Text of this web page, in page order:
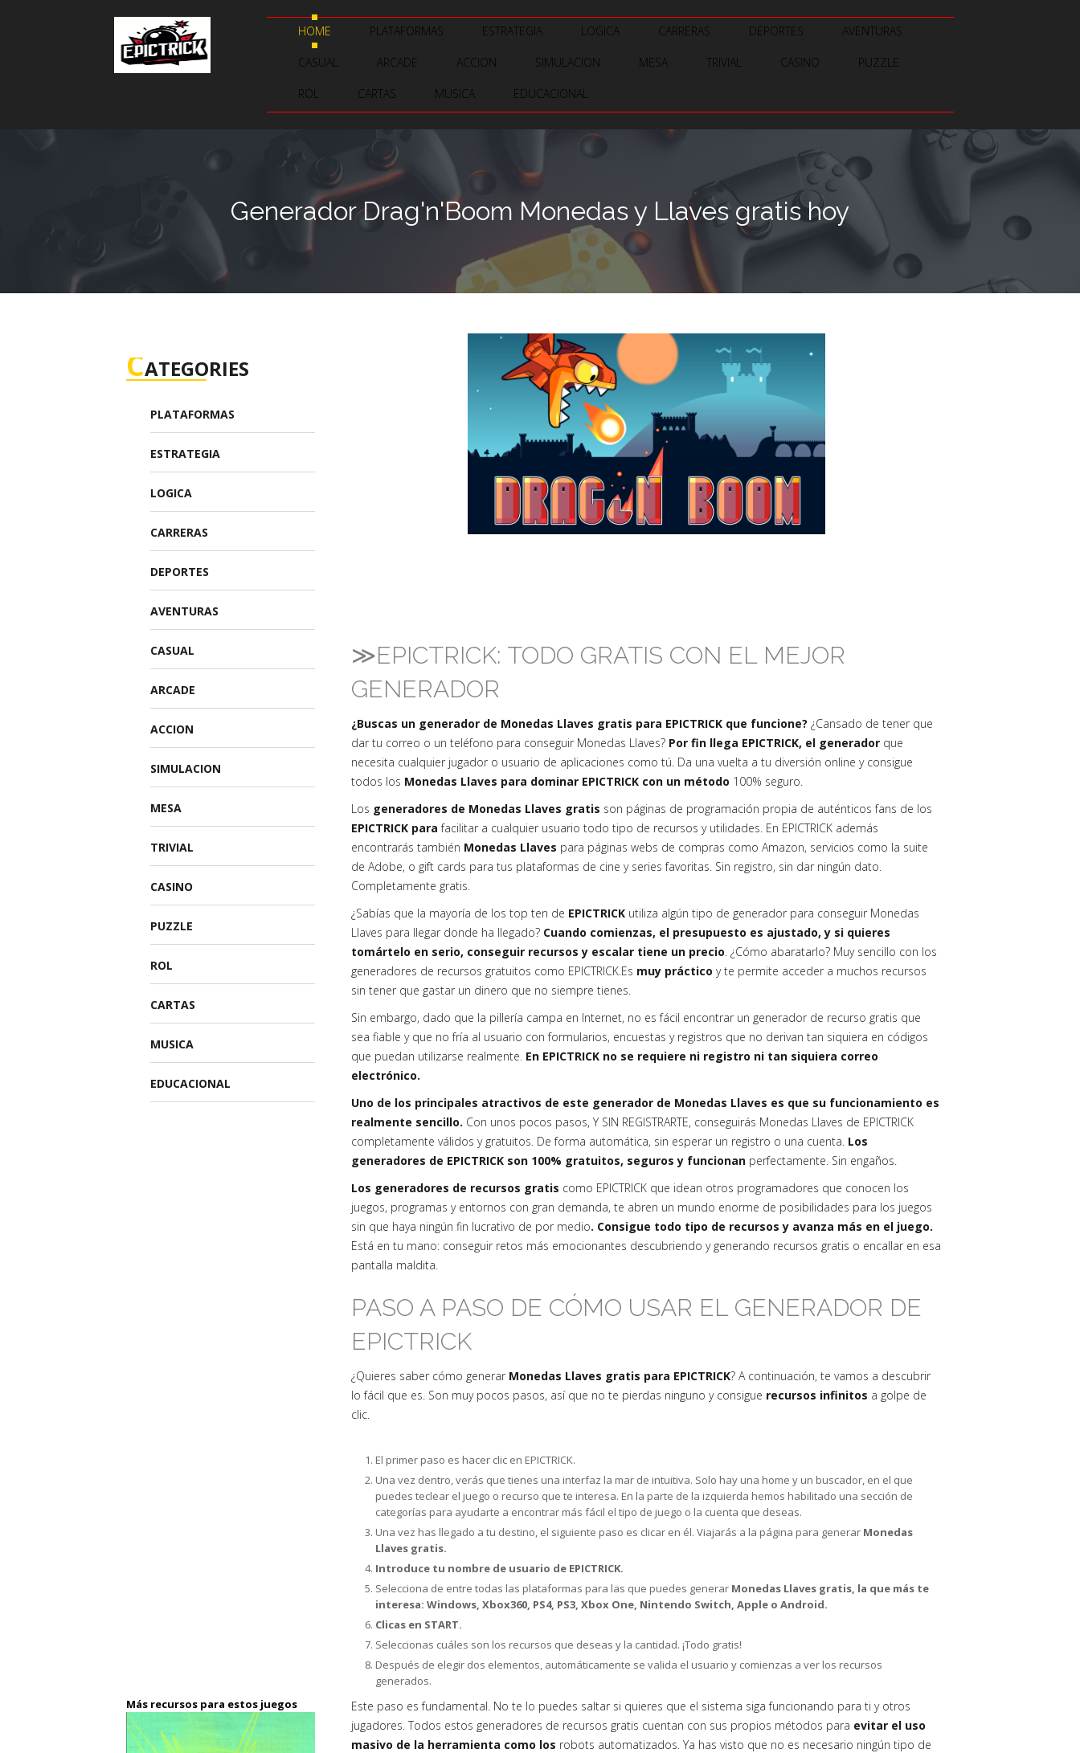
HOME PLATAFORMAS ESTRATEGIA LOGICA CARRERAS DEPORTES AVENTURAS
CASUAL ARCADE ACCION SIMULACION MESA TRIVIAL CASINO PUZZLE
ROL CARTAS MUSICA EDUCACIONAL
Generador Drag'n'Boom Monedas y Llaves gratis hoy
CATEGORIES
PLATAFORMAS
ESTRATEGIA
LOGICA
CARRERAS
DEPORTES
AVENTURAS
CASUAL
ARCADE
ACCION
SIMULACION
MESA
TRIVIAL
CASINO
PUZZLE
ROL
CARTAS
MUSICA
EDUCACIONAL
Más recursos para estos juegos
≫EPICTRICK: TODO GRATIS CON EL MEJOR
GENERADOR
¿Buscas un generador de Monedas Llaves gratis para EPICTRICK que funcione? ¿Cansado de tener que
dar tu correo o un teléfono para conseguir Monedas Llaves? Por fin llega EPICTRICK, el generador que
necesita cualquier jugador o usuario de aplicaciones como tú. Da una vuelta a tu diversión online y consigue
todos los Monedas Llaves para dominar EPICTRICK con un método 100% seguro.
Los generadores de Monedas Llaves gratis son páginas de programación propia de auténticos fans de los
EPICTRICK para facilitar a cualquier usuario todo tipo de recursos y utilidades. En EPICTRICK además
encontrarás también Monedas Llaves para páginas webs de compras como Amazon, servicios como la suite
de Adobe, o gift cards para tus plataformas de cine y series favoritas. Sin registro, sin dar ningún dato.
Completamente gratis.
¿Sabías que la mayoría de los top ten de EPICTRICK utiliza algún tipo de generador para conseguir Monedas
Llaves para llegar donde ha llegado? Cuando comienzas, el presupuesto es ajustado, y si quieres
tomártelo en serio, conseguir recursos y escalar tiene un precio. ¿Cómo abaratarlo? Muy sencillo con los
generadores de recursos gratuitos como EPICTRICK.Es muy práctico y te permite acceder a muchos recursos
sin tener que gastar un dinero que no siempre tienes.
Sin embargo, dado que la pillería campa en Internet, no es fácil encontrar un generador de recurso gratis que
sea fiable y que no fría al usuario con formularios, encuestas y registros que no derivan tan siquiera en códigos
que puedan utilizarse realmente. En EPICTRICK no se requiere ni registro ni tan siquiera correo
electrónico.
Uno de los principales atractivos de este generador de Monedas Llaves es que su funcionamiento es
realmente sencillo. Con unos pocos pasos, Y SIN REGISTRARTE, conseguirás Monedas Llaves de EPICTRICK
completamente válidos y gratuitos. De forma automática, sin esperar un registro o una cuenta. Los
generadores de EPICTRICK son 100% gratuitos, seguros y funcionan perfectamente. Sin engaños.
Los generadores de recursos gratis como EPICTRICK que idean otros programadores que conocen los
juegos, programas y entornos con gran demanda, te abren un mundo enorme de posibilidades para los juegos
sin que haya ningún fin lucrativo de por medio. Consigue todo tipo de recursos y avanza más en el juego.
Está en tu mano: conseguir retos más emocionantes descubriendo y generando recursos gratis o encallar en esa
pantalla maldita.
PASO A PASO DE CÓMO USAR EL GENERADOR DE
EPICTRICK
¿Quieres saber cómo generar Monedas Llaves gratis para EPICTRICK? A continuación, te vamos a descubrir
lo fácil que es. Son muy pocos pasos, así que no te pierdas ninguno y consigue recursos infinitos a golpe de
clic.
El primer paso es hacer clic en EPICTRICK.
Una vez dentro, verás que tienes una interfaz la mar de intuitiva. Solo hay una home y un buscador, en el que
puedes teclear el juego o recurso que te interesa. En la parte de la izquierda hemos habilitado una sección de
categorías para ayudarte a encontrar más fácil el tipo de juego o la cuenta que deseas.
Una vez has llegado a tu destino, el siguiente paso es clicar en él. Viajarás a la página para generar Monedas
Llaves gratis.
Introduce tu nombre de usuario de EPICTRICK.
Selecciona de entre todas las plataformas para las que puedes generar Monedas Llaves gratis, la que más te
interesa: Windows, Xbox360, PS4, PS3, Xbox One, Nintendo Switch, Apple o Android.
Clicas en START.
Seleccionas cuáles son los recursos que deseas y la cantidad. ¡Todo gratis!
Después de elegir dos elementos, automáticamente se valida el usuario y comienzas a ver los recursos
generados.
Este paso es fundamental. No te lo puedes saltar si quieres que el sistema siga funcionando para ti y otros
jugadores. Todos estos generadores de recursos gratis cuentan con sus propios métodos para evitar el uso
masivo de la herramienta como los robots automatizados. Ya has visto que no es necesario ningún tipo de